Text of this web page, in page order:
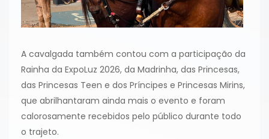
A cavalgada também contou com a participação da
Rainha da ExpoLuz 2026, da Madrinha, das Princesas,
das Princesas Teen e dos Príncipes e Princesas Mirins,
que abrilhantaram ainda mais o evento e foram
calorosamente recebidos pelo público durante todo
o trajeto.